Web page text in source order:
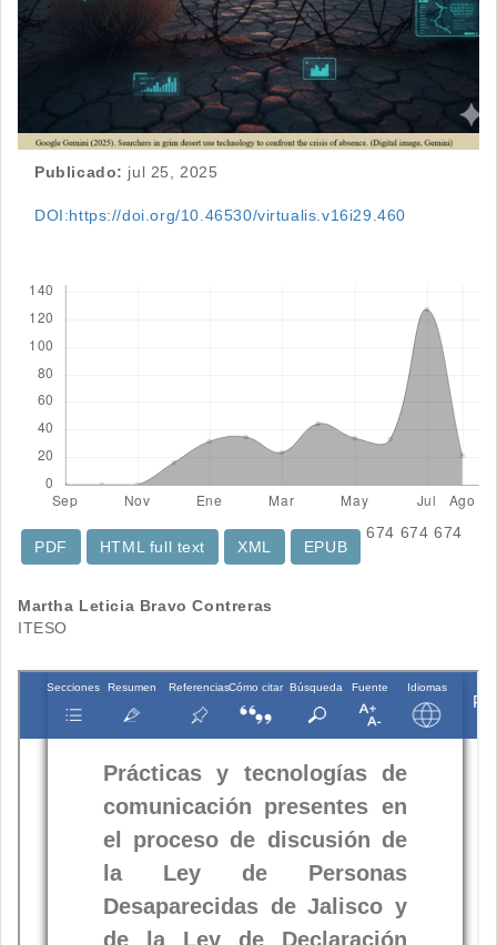
Publicado: jul 25, 2025
DOI:https://doi.org/10.46530/virtualis.v16i29.460
674
PDF
674
HTML full text
XML
674
EPUB
Contenido
del
artículo
Martha Leticia Bravo Contreras
ITESO